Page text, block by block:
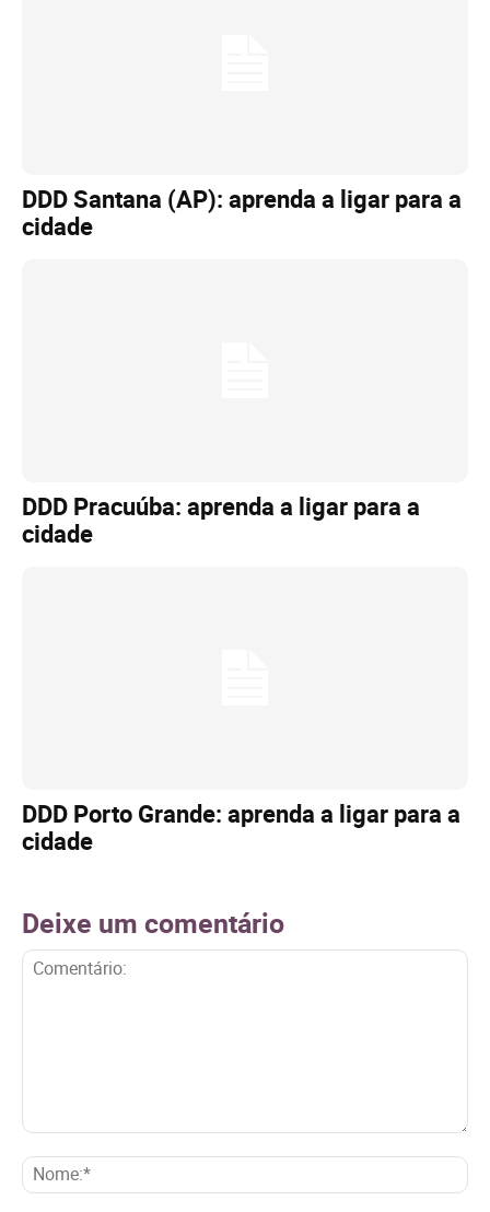
DDD Santana (AP): aprenda a ligar para a
cidade
DDD Pracuúba: aprenda a ligar para a
cidade
DDD Porto Grande: aprenda a ligar para a
cidade
Deixe um comentário